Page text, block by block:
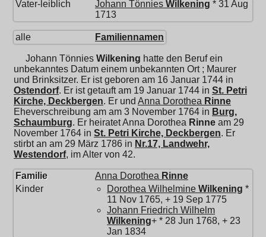
Vater-leiblich Johann Tönnies Wilkening * 31 Aug
1713
alle Familiennamen
Johann Tönnies Wilkening hatte den Beruf ein
unbekanntes Datum einem unbekannten Ort ; Maurer
und Brinksitzer. Er ist geboren am 16 Januar 1744 in
Ostendorf. Er ist getauft am 19 Januar 1744 in St. Petri
Kirche, Deckbergen. Er und Anna Dorothea Rinne
Eheverschreibung am am 3 November 1764 in Burg,
Schaumburg. Er heiratetAnna Dorothea Rinne am 29
November 1764 in St. Petri Kirche, Deckbergen. Er
stirbt an am 29 März 1786 in Nr.17, Landwehr,
Westendorf, im Alter von 42.
Familie Anna Dorothea Rinne
Kinder
Dorothea Wilhelmine Wilkening *
11 Nov 1765, + 19 Sep 1775
Johann Friedrich Wilhelm
Wilkening+ * 28 Jun 1768, + 23
Jan 1834